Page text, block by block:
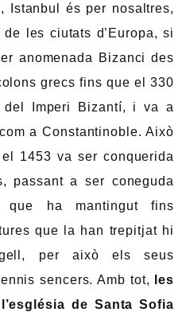
Istanbul és per nosaltres,
les ciutats d’Europa, si
anomenada Bizanci des
grecs fins que el 330
Imperi Bizantí, i va a
a Constantinoble. Això
1453 va ser conquerida
passant a ser coneguda
ha mantingut fins
que la han trepitjat hi
per això els seus
sencers. Amb tot,
les
de Santa Sofia